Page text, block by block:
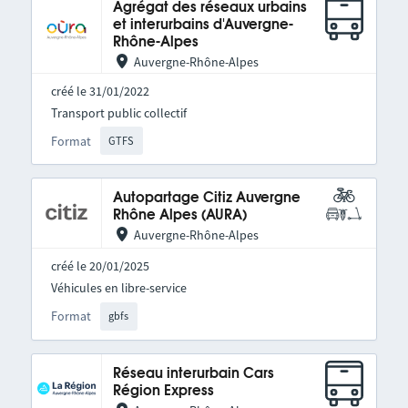
Agrégat des réseaux urbains
et interurbains d'Auvergne-
Rhône-Alpes
Auvergne-Rhône-Alpes
créé le 31/01/2022
Format GTFS
Transport public collectif
Autopartage Citiz Auvergne
Rhône Alpes (AURA)
Auvergne-Rhône-Alpes
créé le 20/01/2025
Format gbfs
Véhicules en libre-service
Réseau interurbain Cars
Région Express